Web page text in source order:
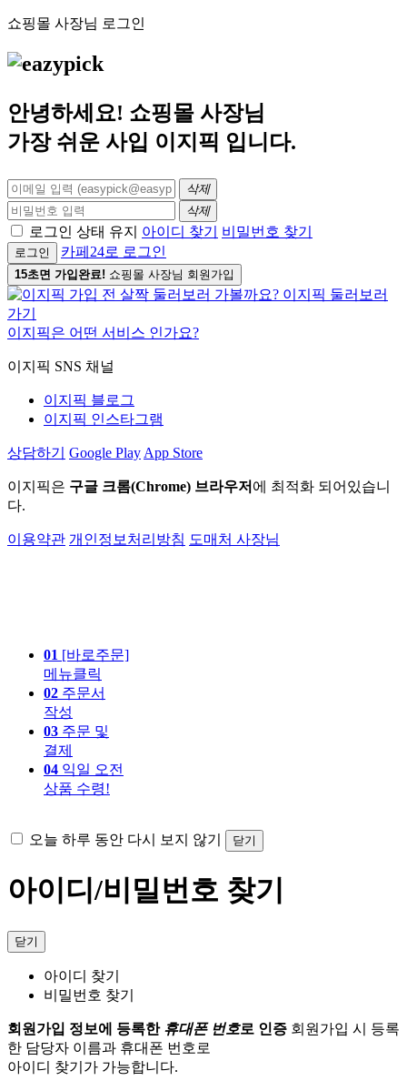
쇼핑몰 사장님 로그인
안녕하세요! 쇼핑몰 사장님
가장 쉬운 사입 이지픽 입니다.
삭제
삭제
로그인 상태 유지 아이디 찾기 비밀번호 찾기
로그인 카페24로 로그인
15초면 가입완료! 쇼핑몰 사장님 회원가입
이지픽은 어떤 서비스 인가요?
이지픽 SNS 채널
이지픽 블로그
이지픽 인스타그램
상담하기 Google Play App Store
이지픽은 구글 크롬(Chrome) 브라우저 에 최적화 되어있습니
다.
이용약관 개인정보처리방침 도매처 사장님
01 [바로주문]
메뉴클릭
02 주문서
작성
03 주문 및
결제
04 익일 오전
상품 수령!
오늘 하루 동안 다시 보지 않기 닫기
아이디/비밀번호 찾기
닫기
아이디 찾기
비밀번호 찾기
회원가입 정보에 등록한 휴대폰 번호로 인증 회원가입 시 등록
한 담당자 이름과 휴대폰 번호로
아이디 찾기가 가능합니다.